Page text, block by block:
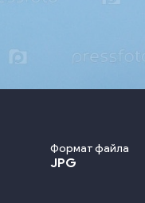
Формат файла
JPG